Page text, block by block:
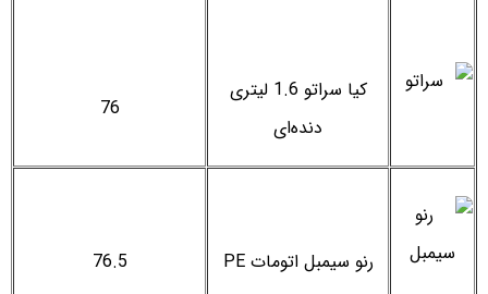
کیا سراتو 1.6 لیتری
دنده‌ای
76
رنو سیمبل اتومات PE 76.5